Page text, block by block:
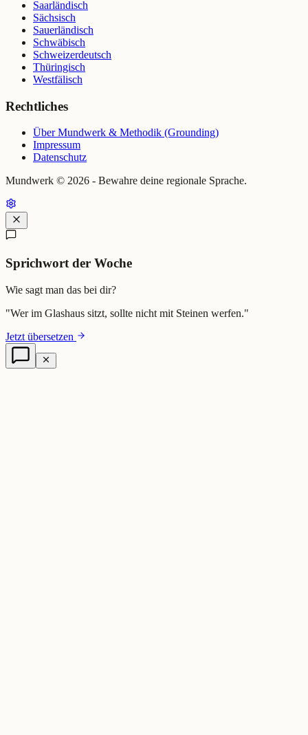
Saarländisch
Sächsisch
Sauerländisch
Schwäbisch
Schweizerdeutsch
Thüringisch
Westfälisch
Rechtliches
Über Mundwerk & Methodik (Grounding)
Impressum
Datenschutz
Mundwerk © 2026 - Bewahre deine regionale Sprache.
Sprichwort der Woche
Wie sagt man das bei dir?
"Wer im Glashaus sitzt, sollte nicht mit Steinen werfen."
Jetzt übersetzen